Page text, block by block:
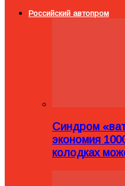
Российский автопром
Синдром
экономия
колодках